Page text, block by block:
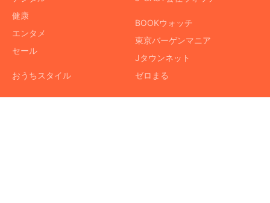
健康
エンタメ
セール
おうちスタイル
BOOKウォッチ
東京バーゲンマニア
Jタウンネット
ゼロまる